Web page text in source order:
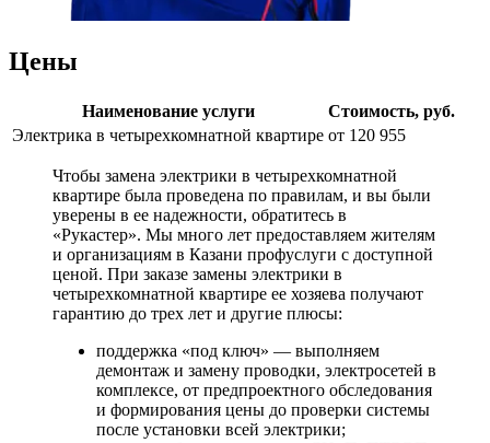
Цены
Наименование услуги
Стоимость, руб.
Электрика в четырехкомнатной квартире от 120 955
Чтобы замена электрики в четырехкомнатной
квартире была проведена по правилам, и вы были
уверены в ее надежности, обратитесь в
«Рукастер». Мы много лет предоставляем жителям
и организациям в Казани профуслуги с доступной
ценой. При заказе замены электрики в
четырехкомнатной квартире ее хозяева получают
гарантию до трех лет и другие плюсы:
поддержка «под ключ» — выполняем
демонтаж и замену проводки, электросетей в
комплексе, от предпроектного обследования
и формирования цены до проверки системы
после установки всей электрики;